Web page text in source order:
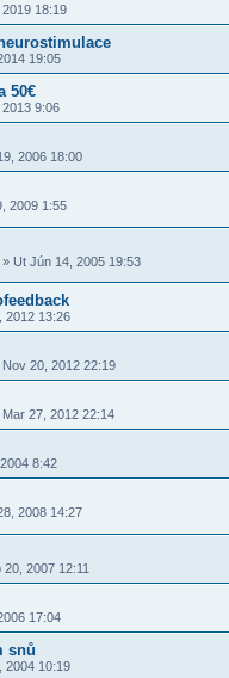
18:19
19:05
50€
9:06
2006 18:00
2009 1:55
» Ut Jún 14, 2005 19:53
2012 13:26
Nov 20, 2012 22:19
Mar 27, 2012 22:14
8:42
2008 14:27
20, 2007 12:11
17:04
snů
2004 10:19